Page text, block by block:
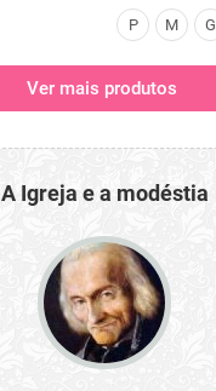
P M G
Ver mais produtos
A Igreja e a modéstia